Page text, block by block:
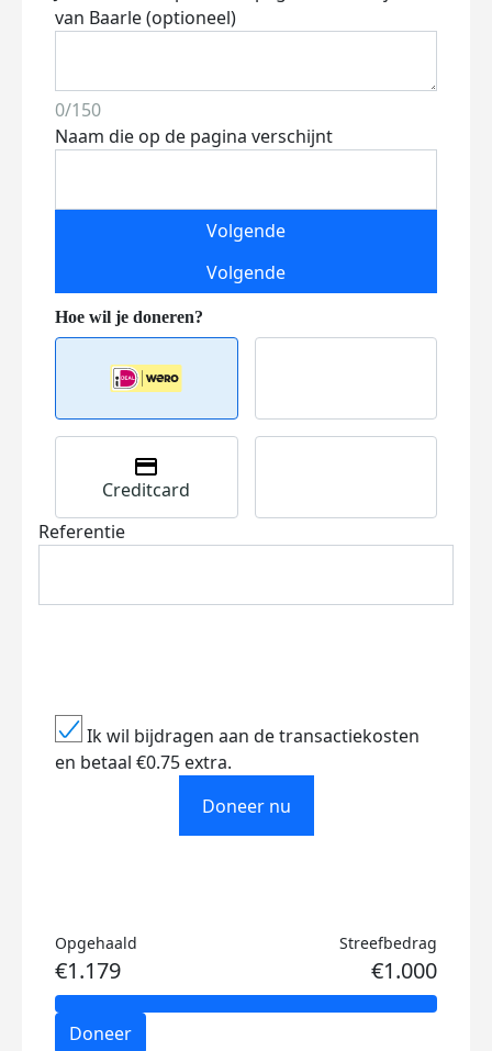
van Baarle (optioneel)
0/150
Naam die op de pagina verschijnt
Volgende
Volgende
Creditcard
Referentie
Ik wil bijdragen aan de transactiekosten
en betaal €0.75 extra.
Doneer nu
Opgehaald
€1.179
Streefbedrag
€1.000
Doneer